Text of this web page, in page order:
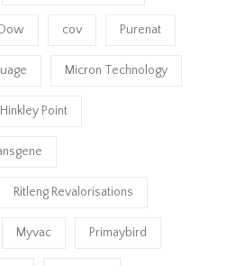
Dow cov Purenat
Micron Technology
Hinkley Point
Ritleng Revalorisations
Myvac Primaybird